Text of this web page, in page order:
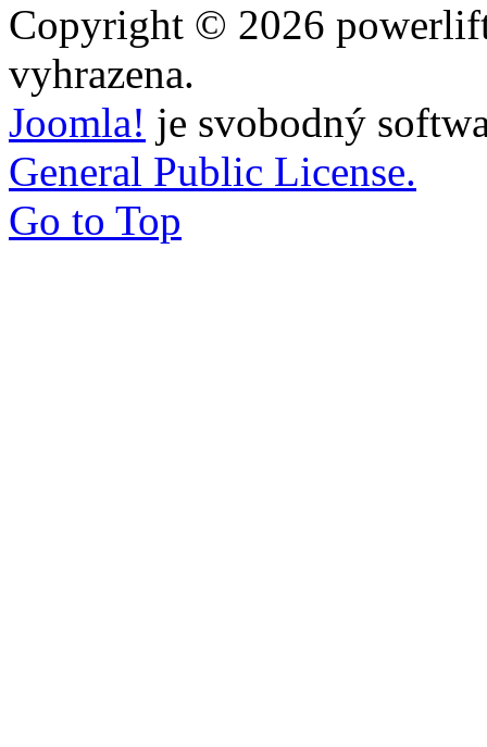
Copyright © 2026
vyhrazena.
Joomla! je svobodný
General Public License.
Go to Top